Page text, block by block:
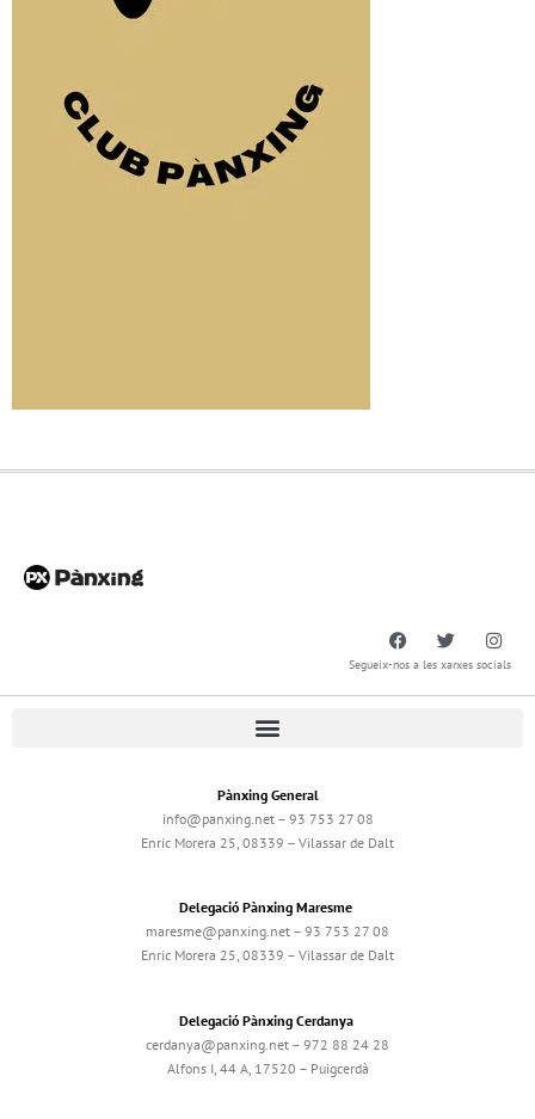
Segueix-nos a les xarxes socials
Pànxing General
info@panxing.net – 93 753 27 08
Enric Morera 25, 08339 – Vilassar de Dalt
Delegació Pànxing Maresme
maresme@panxing.net – 93 753 27 08
Enric Morera 25, 08339 – Vilassar de Dalt
Delegació Pànxing Cerdanya
cerdanya@panxing.net – 972 88 24 28
Alfons I, 44 A, 17520 – Puigcerdà